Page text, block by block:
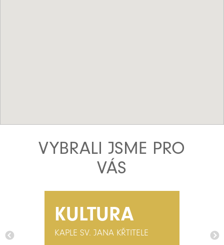
VYBRALI JSME PRO
VÁS
KULTURA
KAPLE SV. JANA KŘTITELE